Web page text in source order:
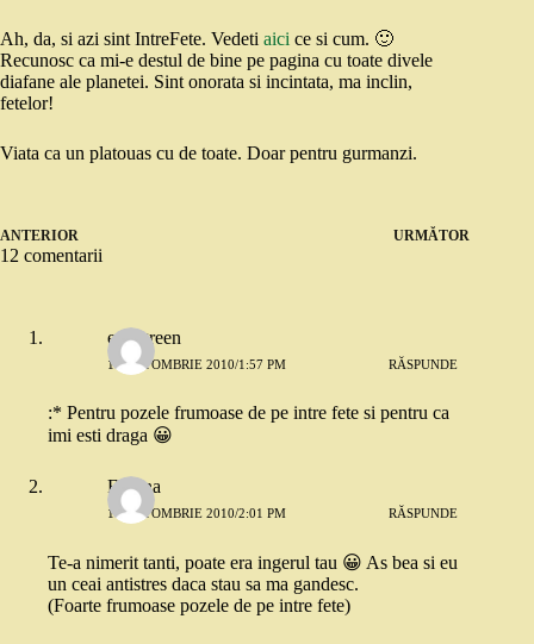
Ah, da, si azi sint IntreFete. Vedeti aici ce si cum. 🙂
Recunosc ca mi-e destul de bine pe pagina cu toate divele
diafane ale planetei. Sint onorata si incintata, ma inclin,
fetelor!
Viata ca un platouas cu de toate. Doar pentru gurmanzi.
ANTERIOR URMĂTOR
12 comentarii
evergreen
11 OCTOMBRIE 2010/1:57 PM RĂSPUNDE
:* Pentru pozele frumoase de pe intre fete si pentru ca
imi esti draga 😀
Florina
11 OCTOMBRIE 2010/2:01 PM RĂSPUNDE
Te-a nimerit tanti, poate era ingerul tau 😀 As bea si eu
un ceai antistres daca stau sa ma gandesc.
(Foarte frumoase pozele de pe intre fete)